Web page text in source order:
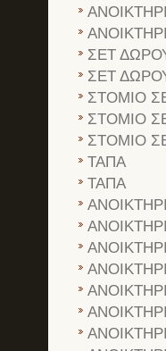
ΑΝΟΙΚΤΗΡΙ
ΣΕΤ ΔΩΡΟΥ
ΣΕΤ ΔΩΡΟΥ
ΣΤΟΜΙΟ
ΣΤΟΜΙΟ
ΣΤΟΜΙΟ
ΤΑΠΑ
ΤΑΠΑ
ΑΝΟΙΚΤΗΡΙ
ΑΝΟΙΚΤΗΡΙ